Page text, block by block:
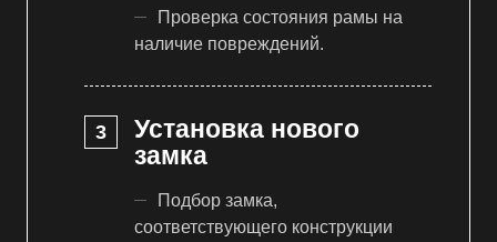
Проверка состояния рамы на
наличие повреждений.
Установка нового
замка
Подбор замка,
соответствующего конструкции